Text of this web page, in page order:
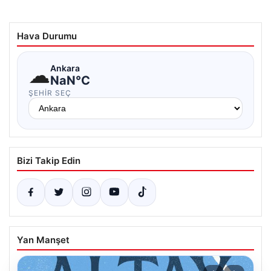
Hava Durumu
☁Ankara
NaN°C
ŞEHIR SEÇ
Bizi Takip Edin
Yan Manşet